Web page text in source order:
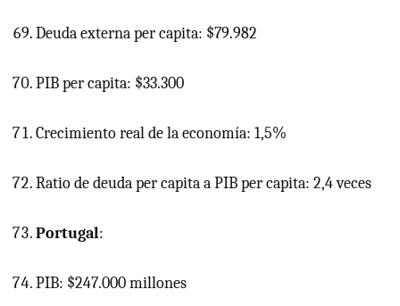
Deuda externa per capita: $79.982
PIBper capita: $33.300
Crecimiento real de la economía: 1,5%
Ratio de deuda per capita aPIBper capita: 2,4 veces
Portugal:
PIB: $247.000 millones